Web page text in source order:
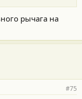
рычага на
#75